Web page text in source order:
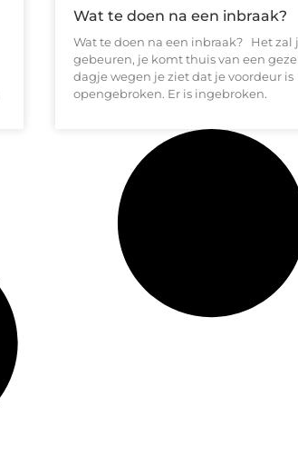
Wat te doen na een inbraak?
Wat te doen na een inbraak? Het zal
gebeuren, je komt thuis van een
dagje wegen je ziet dat je voordeur is
opengebroken. Er is ingebroken.